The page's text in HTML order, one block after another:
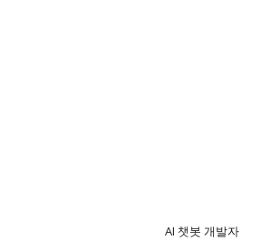
AI 챗봇 개발자